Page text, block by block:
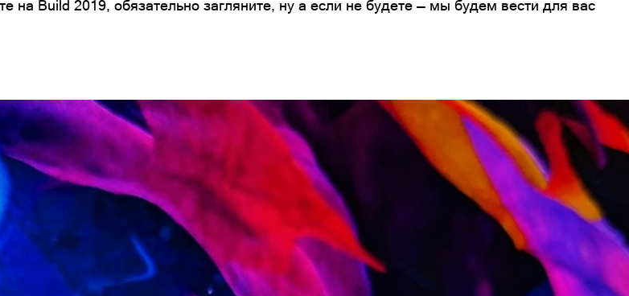
на Build 2019, обязательно загляните, ну а если не будете — мы будем вести для вас